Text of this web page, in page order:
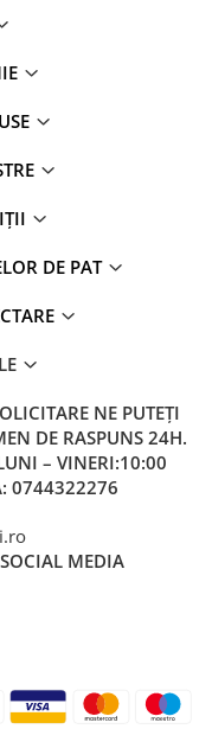
DE PAT
NE PUTEȚI
DE RASPUNS 24H.
– VINERI:10:00
0744322276
MEDIA